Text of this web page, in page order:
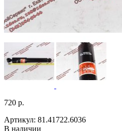
720 р.
Артикул: 81.41722.6036
В наличии